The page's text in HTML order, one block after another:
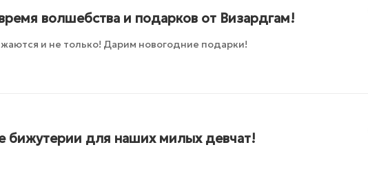
волшебства и подарков от Визардгам!
и не только! Дарим новогодние подарки!
бижутерии для наших милых девчат!